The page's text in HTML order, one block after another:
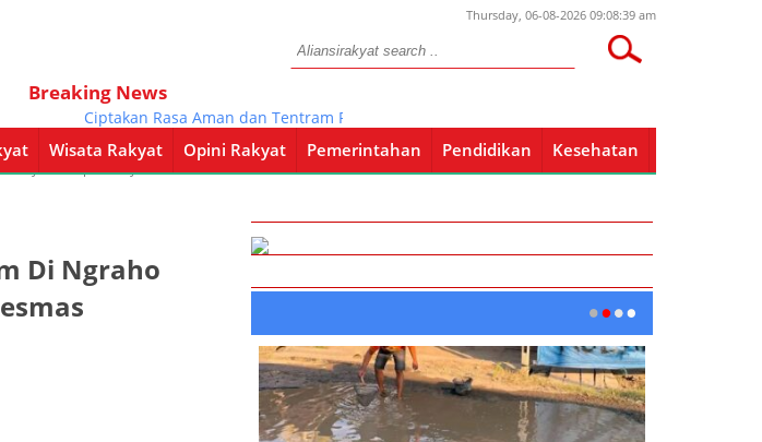
Thursday, 06-08-2026 09:08:39 am
Breaking News
Ciptakan Rasa Aman dan Tentram Polsek Sumberrejo Intensifkan Patroli Siang Hari
Wisata Rakyat Opini Rakyat Pemerintahan Pendidikan Kesehatan
Rakyat Opini Rakyat Pemerintahan Pendidikan Kesehatan
Di Ngraho